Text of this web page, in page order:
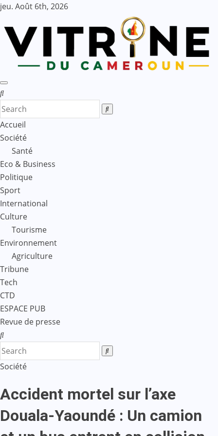
Skip
content
jeu. Août 6th, 2026
Accueil
Société
Santé
Eco & Business
Politique
Sport
International
Culture
Tourisme
Environnement
Agriculture
Tribune
Tech
CTD
ESPACE PUB
Revue de presse
Société
Accident mortel sur l’axe
Douala-Yaoundé : Un camion